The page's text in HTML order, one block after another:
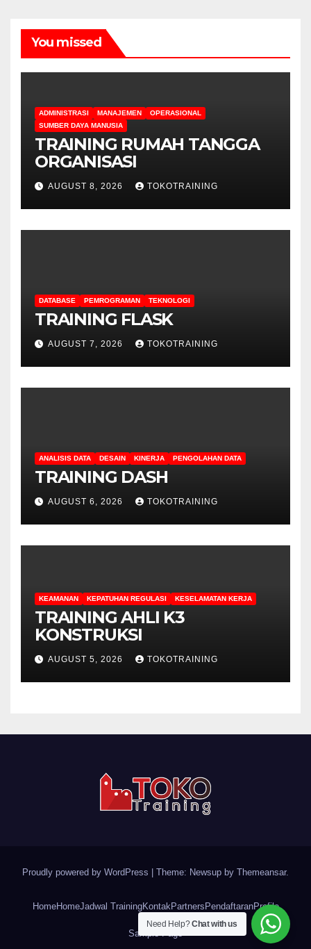
You missed
ADMINISTRASI MANAJEMEN
OPERASIONAL
SUMBER DAYA MANUSIA
TRAINING RUMAH TANGGA
ORGANISASI
AUGUST 8, 2026 TOKOTRAINING
DATABASE PEMROGRAMAN TEKNOLOGI
TRAINING FLASK
AUGUST 7, 2026 TOKOTRAINING
ANALISIS DATA DESAIN KINERJA PENGOLAHAN DATA
TRAINING DASH
AUGUST 6, 2026 TOKOTRAINING
KEAMANAN KEPATUHAN REGULASI KESELAMATAN KERJA
TRAINING AHLI K3
KONSTRUKSI
AUGUST 5, 2026 TOKOTRAINING
Proudly powered by WordPress Theme: Newsup by Themeansar.
HomeHomeJadwal TrainingKontak Partners PendaftaranProfile
Sample Page
Need Help?Chat with us